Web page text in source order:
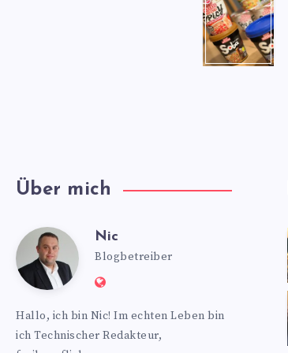
Über mich
Nic Nic
Blogbetreiber
Website:
Hallo, ich bin Nic! Im echten Leben bin
ich Technischer Redakteur,